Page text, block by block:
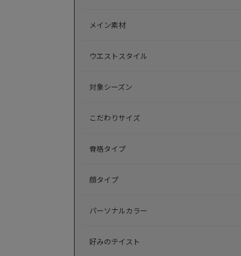
メイン素材
ウエストスタイル
対象シーズン
こだわりサイズ
骨格タイプ
顔タイプ
パーソナルカラー
好みのテイスト